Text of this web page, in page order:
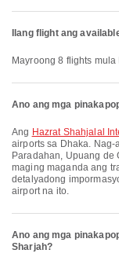
Ilang flight ang
Mayroong 8 flights
Ano ang mga
Ang Hazrat Shahjalal
airports sa Dhaka.
Paradahan, Upuang de
maging maganda ang
detalyadong
airport na ito.
Ano ang mga
Sharjah?